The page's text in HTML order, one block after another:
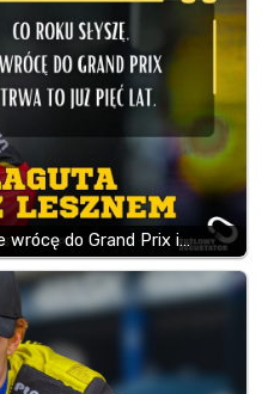
wrócę do Grand Prix i…